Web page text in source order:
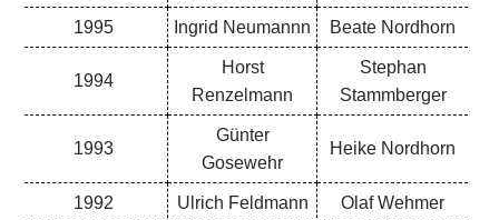
1995 Ingrid Neumannn Beate Nordhorn
1994
Horst
Renzelmann
Stephan
Stammberger
1993
Günter
Gosewehr
Heike Nordhorn
1992 Ulrich Feldmann Olaf Wehmer